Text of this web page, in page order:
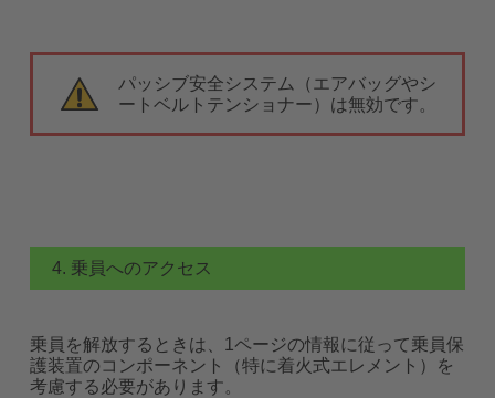
パッシブ安全システム（エアバッグやシ
ートベルトテンショナー）は無効です。
4. 乗員へのアクセス
乗員を解放するときは、1ページの情報に従って乗員保
護装置のコンポーネント（特に着火式エレメント）を
考慮する必要があります。